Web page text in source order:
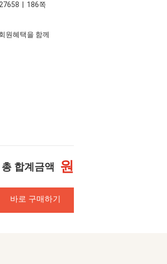
| 186쪽
원혜택을 함께
총 합계금액 원
바로 구매하기